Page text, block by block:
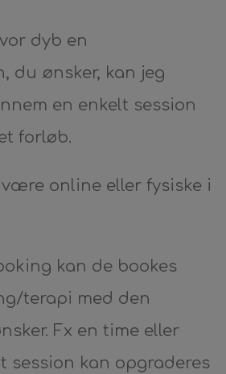
dyb en
du ønsker, kan jeg
en enkelt session
forløb.
online eller fysiske i
kan de bookes
terapi med den
Fx en time eller
session kan opgraderes